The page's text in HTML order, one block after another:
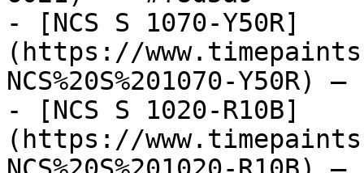
- [NCS S 1070-Y50R]
(https://
NCS%20S%201070-Y50R)
- [NCS S 1020-R10B]
(https://